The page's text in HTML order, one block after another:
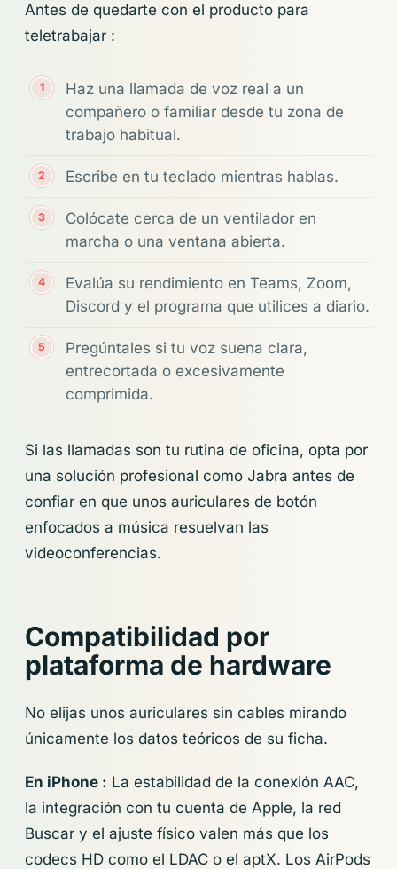
Antes de quedarte con el producto para
teletrabajar :
Haz una llamada de voz real a un
compañero o familiar desde tu zona de
trabajo habitual.
Escribe en tu teclado mientras hablas.
Colócate cerca de un ventilador en
marcha o una ventana abierta.
Evalúa su rendimiento en Teams, Zoom,
Discord y el programa que utilices a diario.
Pregúntales si tu voz suena clara,
entrecortada o excesivamente
comprimida.
Si las llamadas son tu rutina de oficina, opta por
una solución profesional como Jabra antes de
confiar en que unos auriculares de botón
enfocados a música resuelvan las
videoconferencias.
Compatibilidad por
plataforma de hardware
No elijas unos auriculares sin cables mirando
únicamente los datos teóricos de su ficha.
En iPhone : La estabilidad de la conexión AAC,
la integración con tu cuenta de Apple, la red
Buscar y el ajuste físico valen más que los
codecs HD como el LDAC o el aptX. Los AirPods